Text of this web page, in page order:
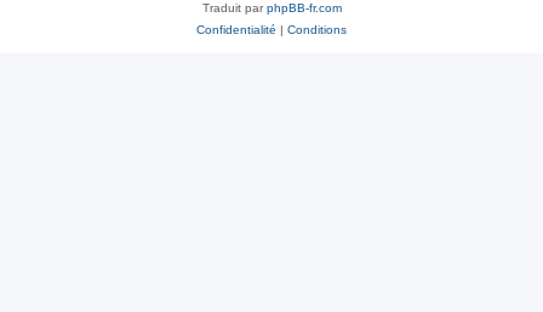
Traduit parphpBB-fr.com
Confidentialité | Conditions